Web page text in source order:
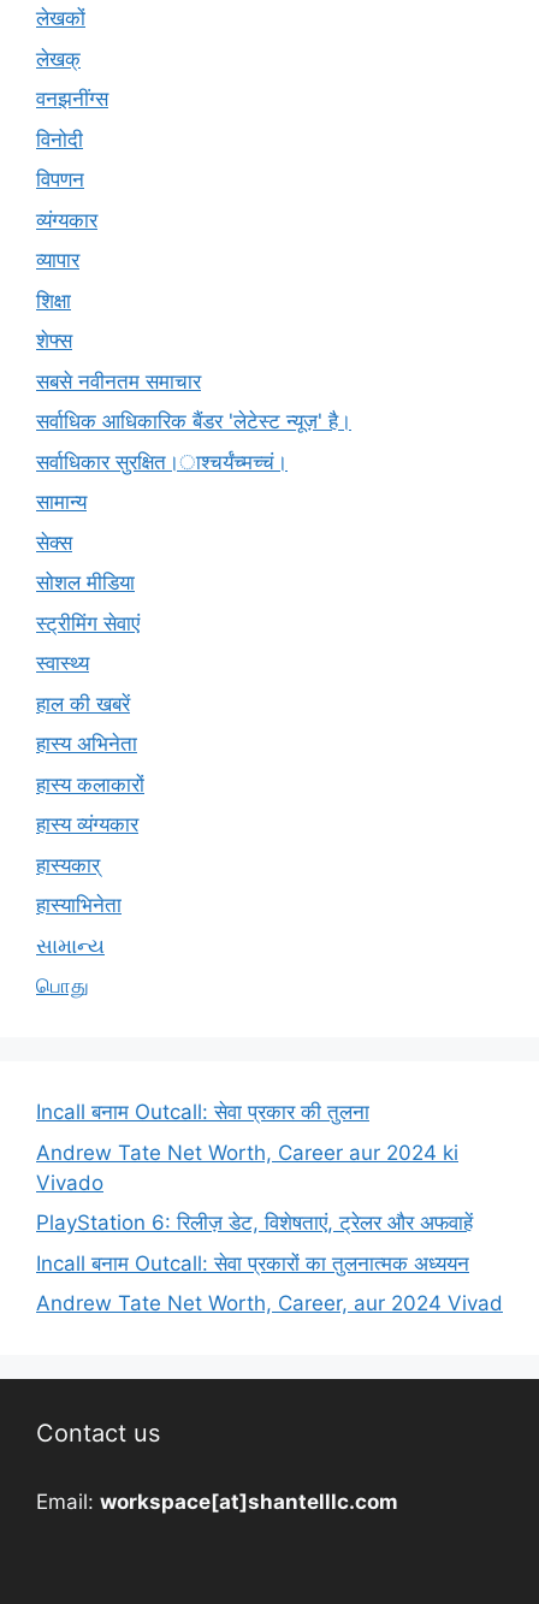
लेखकों
लेखक्
वनझनींग्स
विनोदी
विपणन
व्यंग्यकार
व्यापार
शिक्षा
शेफ्स
सबसे नवीनतम समाचार
सर्वाधिक आधिकारिक बैंडर 'लेटेस्ट न्यूज़' है।
सर्वाधिकार सुरक्षित।ाश्चर्यंच्मच्चं।
सामान्य
सेक्स
सोशल मीडिया
स्ट्रीमिंग सेवाएं
स्वास्थ्य
हाल की खबरें
हास्य अभिनेता
हास्य कलाकारों
हास्य व्यंग्यकार
हास्यकार्
हास्याभिनेता
સામાન્ય
பொது
Incall बनाम Outcall: सेवा प्रकार की तुलना
Andrew Tate Net Worth, Career aur 2024 ki
Vivado
PlayStation 6: रिलीज़ डेट, विशेषताएं, ट्रेलर और अफवाहें
Incall बनाम Outcall: सेवा प्रकारों का तुलनात्मक अध्ययन
Andrew Tate Net Worth, Career, aur 2024 Vivad
Contact us
Email: workspace[at]shantelllc.com